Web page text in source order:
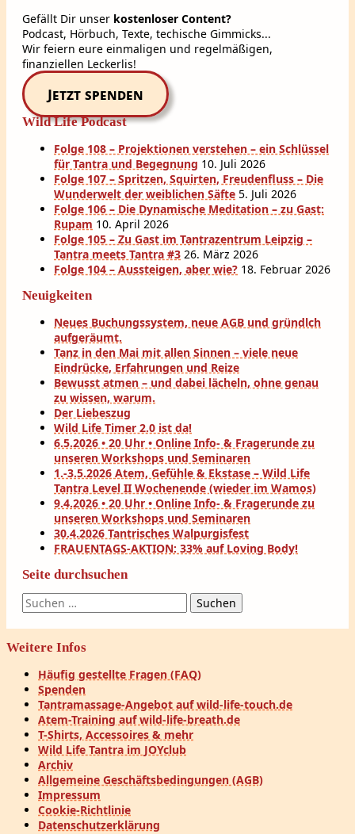
Gefällt Dir unser kostenloser Content?
Podcast, Hörbuch, Texte, techische Gimmicks...
Wir feiern eure einmaligen und regelmäßigen,
finanziellen Leckerlis!
Jetzt spenden
Wild Life Podcast
Folge 108 – Projektionen verstehen – ein Schlüssel
für Tantra und Begegnung 10. Juli 2026
Folge 107 – Spritzen, Squirten, Freudenfluss – Die
Wunderwelt der weiblichen Säfte 5. Juli 2026
Folge 106 – Die Dynamische Meditation – zu Gast:
Rupam 10. April 2026
Folge 105 – Zu Gast im Tantrazentrum Leipzig –
Tantra meets Tantra #3 26. März 2026
Folge 104 – Aussteigen, aber wie? 18. Februar 2026
Neuigkeiten
Neues Buchungssystem, neue AGB und gründlch
aufgeräumt.
Tanz in den Mai mit allen Sinnen – viele neue
Eindrücke, Erfahrungen und Reize
Bewusst atmen – und dabei lächeln, ohne genau
zu wissen, warum.
Der Liebeszug
Wild Life Timer 2.0 ist da!
6.5.2026 • 20 Uhr • Online Info- & Fragerunde zu
unseren Workshops und Seminaren
1.-3.5.2026 Atem, Gefühle & Ekstase – Wild Life
Tantra Level II Wochenende (wieder im Wamos)
9.4.2026 • 20 Uhr • Online Info- & Fragerunde zu
unseren Workshops und Seminaren
30.4.2026 Tantrisches Walpurgisfest
FRAUENTAGS-AKTION: 33% auf Loving Body!
Seite durchsuchen
Suchen
nach:
Weitere Infos
Häufig gestellte Fragen (FAQ)
Spenden
Tantramassage-Angebot auf wild-life-touch.de
Atem-Training auf wild-life-breath.de
T-Shirts, Accessoires & mehr
Wild Life Tantra im JOYclub
Archiv
Allgemeine Geschäftsbedingungen (AGB)
Impressum
Cookie-Richtlinie
Datenschutzerklärung